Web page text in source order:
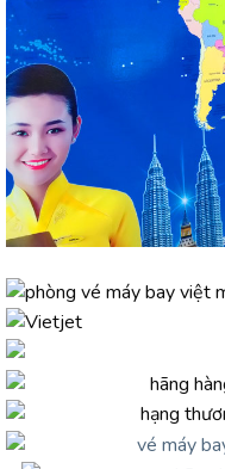
CÔNG TY TNHH DU
TỔNG CÔNG TY VIỆT
- THƯƠNG HIỆU VÉ
TRỤ
466/8
TP.HCM